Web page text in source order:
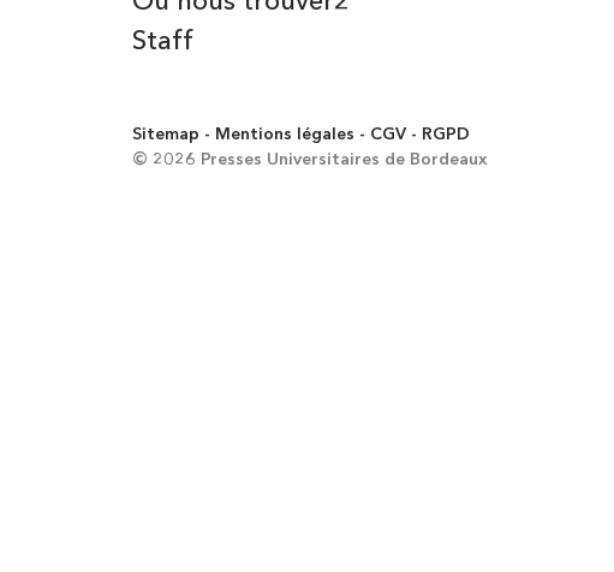
Staff
Sitemap Mentions légales CGV
RGPD
© 2026 Presses Universitaires de Bordeaux